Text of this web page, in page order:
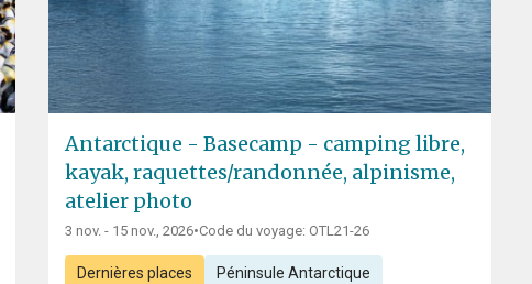
Antarctique - Basecamp - camping libre,
kayak, raquettes/randonnée, alpinisme,
atelier photo
3 nov. - 15 nov., 2026•Code du voyage: OTL21-26
Dernières places Péninsule Antarctique